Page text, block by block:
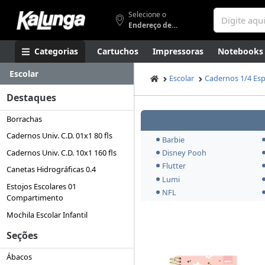
Selecione o
Endereço de entrega
Categorias Cartuchos Impressoras Notebooks
Apresentação Artes Gamers
Escolar
Destaques
Borrachas
Cadernos Univ. C.D. 01x1 80 fls
Cadernos Univ. C.D. 10x1 160 fls
Canetas Hidrográficas 0.4
Estojos Escolares 01
Compartimento
Mochila Escolar Infantil
Seções
Ábacos
Escolar Cadernos 1/4
Barbie
Disney Pooh
Flutter
Lumi
NFL